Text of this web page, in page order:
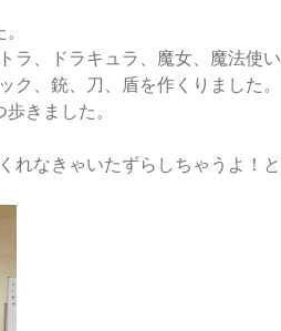
ラ、ドラキュラ、魔女、魔法使い
ク、銃、刀、盾を作くりました。
きました。
れなきゃいたずらしちゃうよ！